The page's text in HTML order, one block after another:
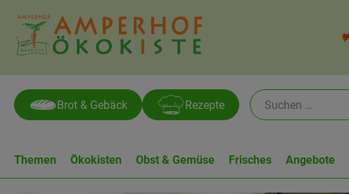
Brot & Gebäck Rezepte
Themen Ökokisten Obst & Gemüse Frisches Angebote